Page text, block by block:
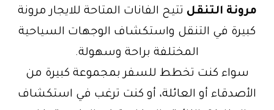
مرونة التنقل تتيح الفانات المتاحة للايجار مرونة
كبيرة في التنقل واستكشاف الوجهات السياحية
المختلفة براحة وسهولة.
سواء كنت تخطط للسفر بمجموعة كبيرة من
الأصدقاء أو العائلة، أو كنت ترغب في استكشاف